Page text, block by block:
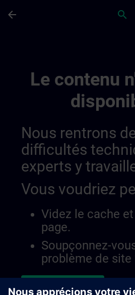
arrow_back search
Le contenu
Nous rentrons
difficultés
experts y
Vous voudriez
Videz le cache
page.
Soupçonnez-
problème de site